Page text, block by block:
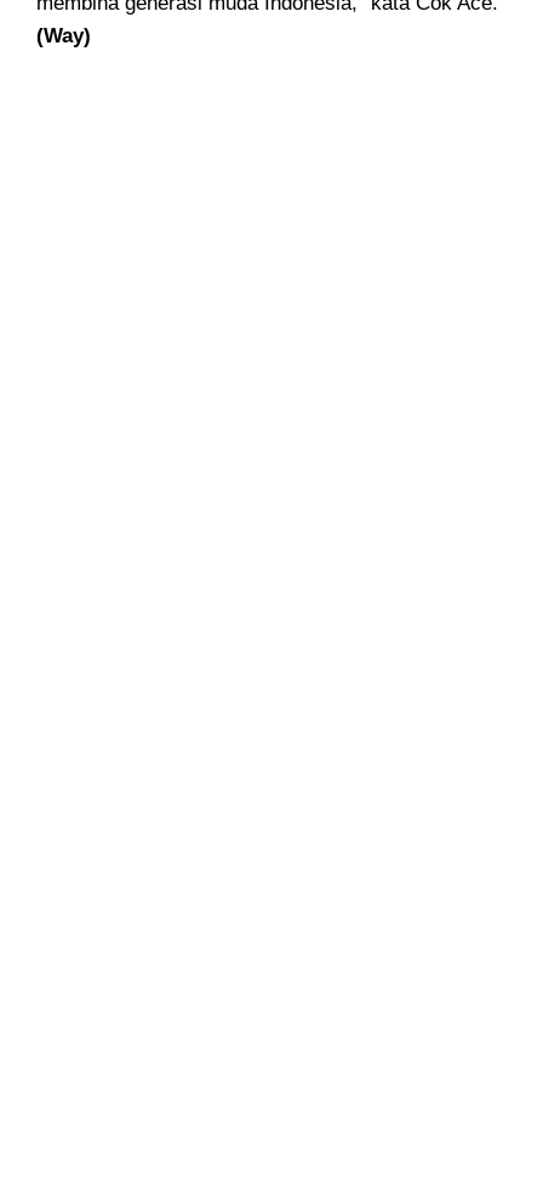
(Way)